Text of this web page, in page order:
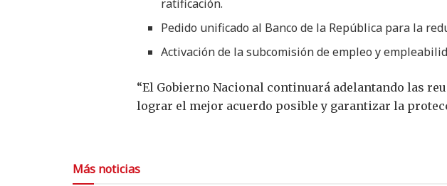
ratificación.
Pedido unificado al Banco de la República para la
Activación de la subcomisión de empleo y
“El Gobierno Nacional continuará adelantando las
lograr el mejor acuerdo posible y garantizar la
Más noticias